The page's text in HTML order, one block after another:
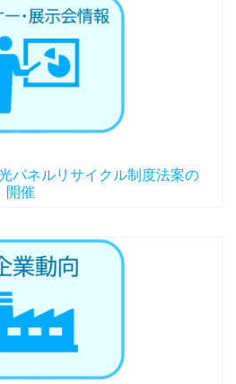
パネルリサイクル制度法案の
開催